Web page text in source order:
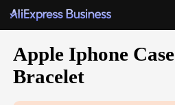
Apple Iphone
Bracelet